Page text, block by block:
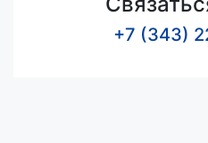
+7 (343)